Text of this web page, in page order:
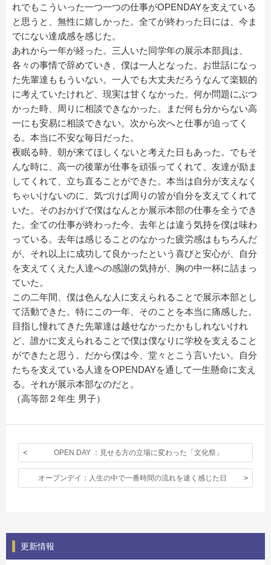
れでもこういった一つ一つの仕事がOPENDAYを支えている
と思うと、無性に嬉しかった。全てが終わった日には、今ま
でにない達成感を感じた。
あれから一年が経った。三人いた同学年の展示本部員は、
各々の事情で辞めていき、僕は一人となった。お世話になっ
た先輩達ももういない。一人でも大丈夫だろうなんて楽観的
に考えていたけれど、現実は甘くなかった。何か問題にぶつ
かった時、周りに相談できなかった。まだ何も分からない高
一にも安易に相談できない。次から次へと仕事が迫ってく
る。本当に不安な毎日だった。
夜眠る時、朝が来てほしくないと考えた日もあった。でもそ
んな時に、高一の後輩が仕事を頑張ってくれて、友達が励ま
してくれて、立ち直ることができた。本当は自分が支えなく
ちゃいけないのに、気づけば周りの皆が自分を支えてくれて
いた。そのおかげで僕はなんとか展示本部の仕事を全うでき
た。全ての仕事が終わった今、去年とは違う気持を僕は味わ
っている。去年は感じることのなかった疲労感はもちろんだ
が、それ以上に成功して良かったという喜びと安心が、自分
を支えてくえた人達への感謝の気持が、胸の中一杯に詰まっ
ていた。
この二年間、僕は色んな人に支えられることで展示本部とし
て活動できた。特にこの一年、そのことを本当に痛感した。
目指し憧れてきた先輩達は越せなかったかもしれないけれ
ど、誰かに支えられることで僕は僕なりに学校を支えること
ができたと思う。だから僕は今、堂々とこう言いたい。自分
たちを支えている人達をOPENDAYを通して一生懸命に支え
る。それが展示本部なのだと。
（高等部２年生 男子）
OPEN DAY ：見せる方の立場に変わった「文化祭」
オープンデイ：人生の中で一番時間の流れを速く感じた日
更新情報